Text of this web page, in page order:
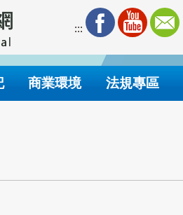
:::
商業環境 法規專區